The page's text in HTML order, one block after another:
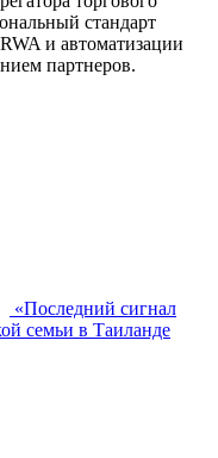
стандарт
и автоматизации
партнеров.
«Последний сигнал
семьи в Таиланде